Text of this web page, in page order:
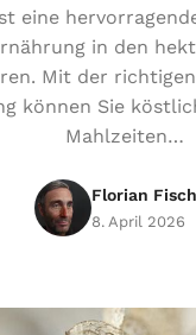
eine
in den
Mit der
können Sie
Mahlzeiten…
Florian
8. April 2026